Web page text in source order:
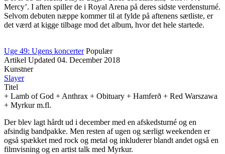
Mercy’. I aften spiller de i Royal Arena på deres sidste verdensturné.
Selvom debuten næppe kommer til at fylde på aftenens sætliste, er
det værd at kigge tilbage mod det album, hvor det hele startede.
Uge 49: Ugens koncerter Populær
Artikel Updated 04. December 2018
Kunstner
Slayer
Titel
+ Lamb of God + Anthrax + Obituary + Hamferð + Red Warszawa
+ Myrkur m.fl.
Der blev lagt hårdt ud i december med en afskedsturné og en
afsindig bandpakke. Men resten af ugen og særligt weekenden er
også spækket med rock og metal og inkluderer blandt andet også en
filmvisning og en artist talk med Myrkur.